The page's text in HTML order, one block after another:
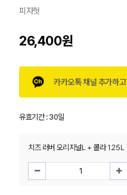
피자헛
26,400원
카카오톡 채널 추가하고
유효기간 :30일
치즈 러버 오리지널L + 콜라 1.25L